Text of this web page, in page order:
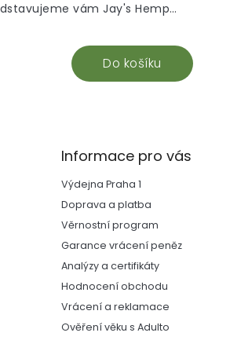
Do košíku
vám Jay's Hemp
Informace pro vás
Výdejna Praha 1
Doprava a platba
Věrnostní program
Garance vrácení peněz
Analýzy a certifikáty
Hodnocení obchodu
Vrácení a reklamace
Ověření věku s Adulto